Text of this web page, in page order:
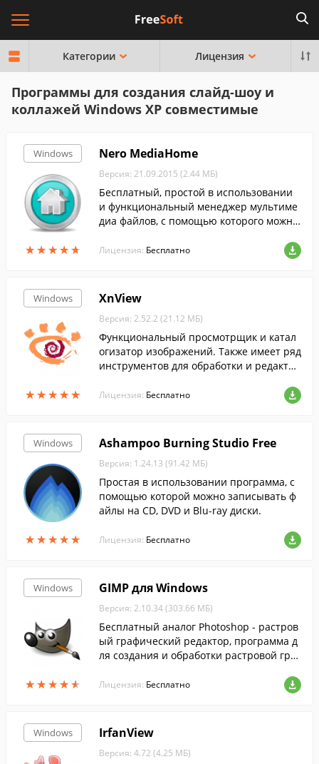
Категории Лицензия
Программы для создания слайд-шоу и
коллажей Windows XP совместимые
Windows
★★★★★
★★★★★
Nero MediaHome
Версия: 21.09.2015 (2.44 МБ)
Бесплатный, простой в использовании
и функциональный менеджер мультиме
диа файлов, с помощью которого можно
о и видео файлы на компьютере.
Лицензия: Бесплатно
Windows
★★★★★
★★★★★
XnView
Версия: 2.52.2 (21.12 МБ)
Функциональный просмотрщик и катал
огизатор изображений. Также имеет ряд
инструментов для обработки и редактир
Лицензия: Бесплатно
Windows
★★★★★
★★★★★
Ashampoo Burning Studio Free
Версия: 1.24.13 (91.42 МБ)
Простая в использовании программа, с
помощью которой можно записывать ф
айлы на CD, DVD и Blu-ray диски.
Лицензия: Бесплатно
Windows
★★★★★
★★★★★
GIMP для Windows
Версия: 2.10.34 (303.66 МБ)
Бесплатный аналог Photoshop - растров
ый графический редактор, программа д
ля создания и обработки растровой гра
векторной графикой....
Лицензия: Бесплатно
Windows IrfanView
Версия: 4.72 (4.25 МБ)